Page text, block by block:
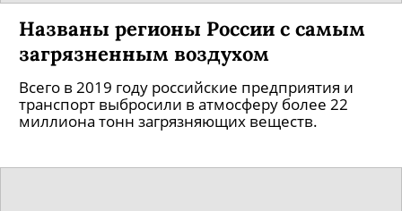
Названы регионы России с самым
загрязненным воздухом
Всего в 2019 году российские предприятия и
транспорт выбросили в атмосферу более 22
миллиона тонн загрязняющих веществ.